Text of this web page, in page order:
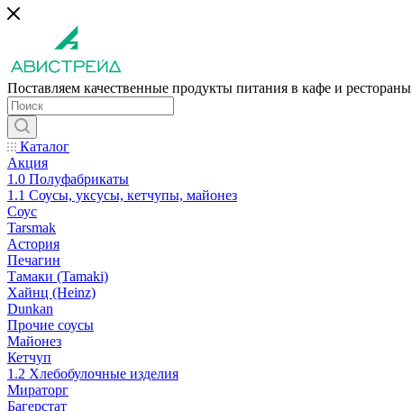
Поставляем качественные продукты питания в кафе и рестораны
Каталог
Акция
1.0 Полуфабрикаты
1.1 Соусы, уксусы, кетчупы, майонез
Соус
Tarsmak
Астория
Печагин
Тамаки (Tamaki)
Хайнц (Heinz)
Dunkan
Прочие соусы
Майонез
Кетчуп
1.2 Хлебобулочные изделия
Мираторг
Багерстат